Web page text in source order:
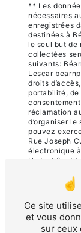
** Les
nécessaires
enregistrées
destinées à
le seul but de
collectées
suivants:
Lescar
droits
portabilité, de
réclamation
d’organiser
pouvez
Rue Joseph
électronique
Un justificatif
conservons
contact puis
fins
le droit de
démarchage
Bloctel.gouv.fr
Ce site
et vous
sur ceux